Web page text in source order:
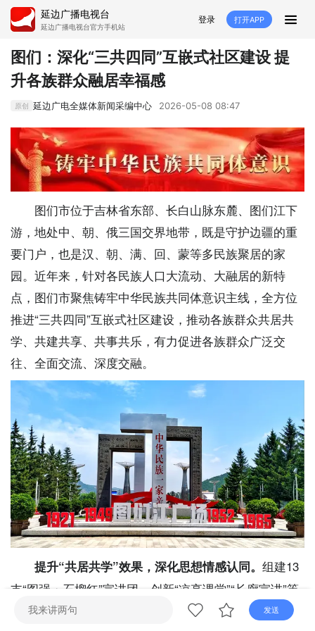
延边广播电视台
延边广播电视台官方手机站
登录 打开APP
首页
推荐 经济
人大 融媒直播 政协 县市
纪委监委 专题 文体 国内
延边商务 延边好就业 VR
直播点播
直播 电视 广播
图们：深化“三共四同”互嵌式社区建设 提
升各族群众融居幸福感
原创 延边广电全媒体新闻采编中心 2026-05-08 08:47
图们市位于吉林省东部、长白山脉东麓、图们江下
游，地处中、朝、俄三国交界地带，既是守护边疆的重
要门户，也是汉、朝、满、回、蒙等多民族聚居的家
园。近年来，针对各民族人口大流动、大融居的新特
点，图们市聚焦铸牢中华民族共同体意识主线，全方位
推进“三共四同”互嵌式社区建设，推动各族群众共居共
学、共建共享、共事共乐，有力促进各族群众广泛交
往、全面交流、深度交融。
提升“共居共学”效果，深化思想情感认同。 组建13
支“图强・石榴红”宣讲团，创新“凉亭课堂”“长廊宣讲”等
形式，组织党员干部深入群众开展宣讲，用身边民族团
发送